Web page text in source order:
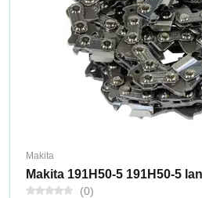
Makita
Makita 191H50-5 191H50-5
(0)